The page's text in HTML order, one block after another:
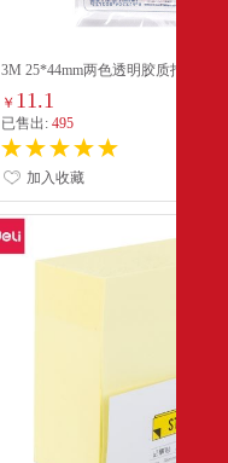
3M 25*44mm两色透明胶质指示标
￥ 11.1
已售出:495
加入收藏